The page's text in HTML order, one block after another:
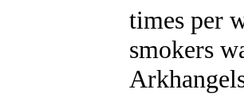
times per
smokers